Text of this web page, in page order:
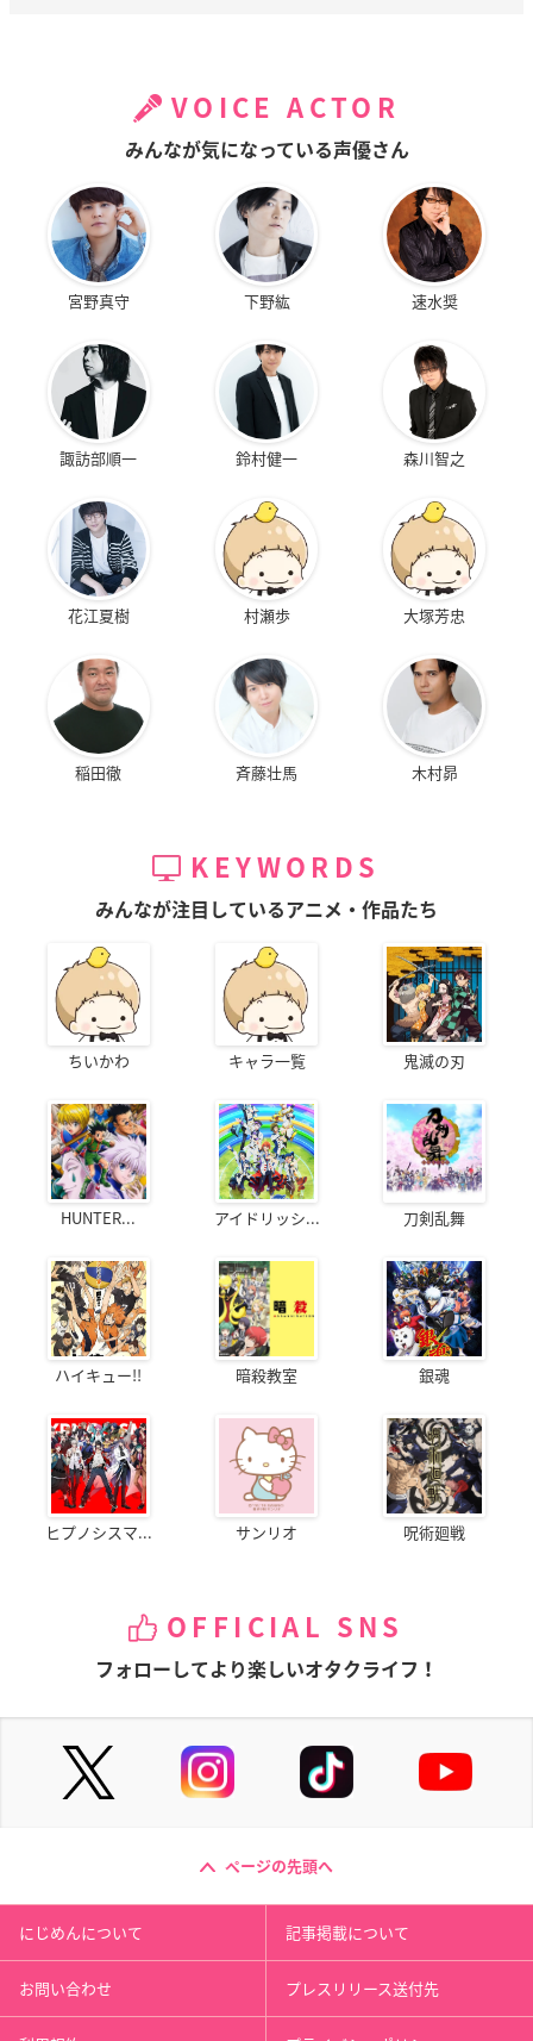
VOICE ACTOR
みんなが気になっている声優さん
宮野真守 下野紘 速水奨
諏訪部順一 鈴村健一 森川智之
花江夏樹 村瀬歩 大塚芳忠
稲田徹 斉藤壮馬 木村昴
KEYWORDS
みんなが注目しているアニメ・作品たち
ちいかわ キャラ一覧 鬼滅の刃
HUNTER... アイドリッシ... 刀剣乱舞
ハイキュー!! 暗殺教室 銀魂
ヒプノシスマ... サンリオ 呪術廻戦
OFFICIAL SNS
フォローしてより楽しいオタクライフ！
ページの先頭へ
にじめんについて 記事掲載について
お問い合わせ プレスリリース送付先